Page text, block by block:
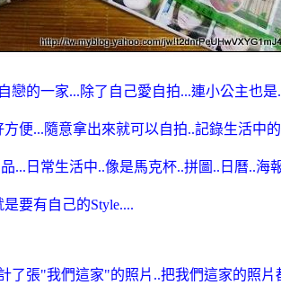
戀的一家...除了自己愛自拍...連小公主也是
便...隨意拿出來就可以自拍..記錄生活中
...日常生活中..像是馬克杯..拼圖..日曆..海
要有自己的Style....
了張"我們這家"的照片..把我們這家的照片